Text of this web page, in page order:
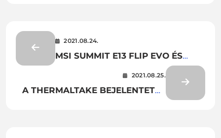
2021.08.24.
MSI SUMMIT E13 FLIP EVO ÉS
PRESTIGE 15 – A LEGJOBB
ALKOTÓI LAPTOPOK AZ
ISKOLAKEZDÉSHEZ
2021.08.25.
A THERMALTAKE BEJELENTETTE